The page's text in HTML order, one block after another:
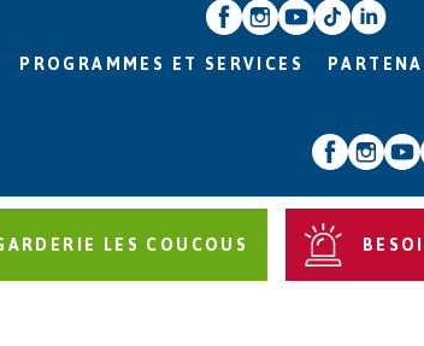
PROGRAMMES ET SERVICES
LES COUCOUS